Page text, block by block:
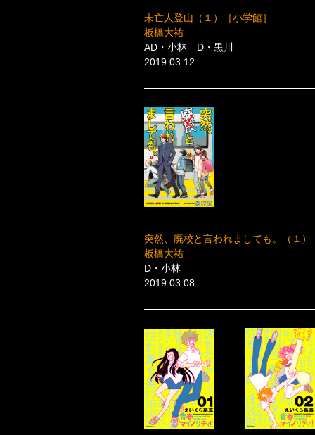
未亡人登山（１）［小学館］
板橋大祐
AD・小林 D・黒川
2019.03.12
突然、廃校と言われましても。（１）
板橋大祐
D・小林
2019.03.08